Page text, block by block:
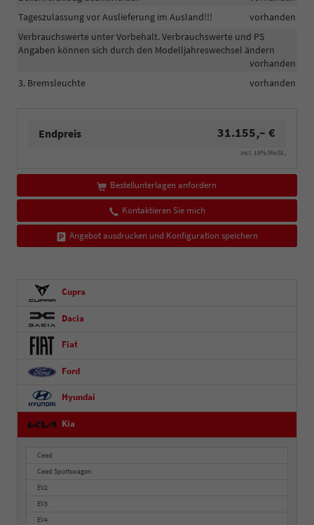
Tageszulassung vor Auslieferung im Ausland!!!
vorhanden
Verbrauchswerte unter Vorbehalt. Verbrauchswerte und PS
Angaben können sich durch den Modelljahreswechsel ändern
vorhanden
3. Bremsleuchte
vorhanden
Endpreis 31.155,– €
incl. 19% MwSt.,
Bestellunterlagen anfordern
Kontaktieren Sie mich
Angebot ausdrucken und Konfiguration speichern
Cupra
Dacia
Fiat
Ford
Hyundai
Kia
Ceed
Ceed Sportswagon
EV2
EV3
EV4